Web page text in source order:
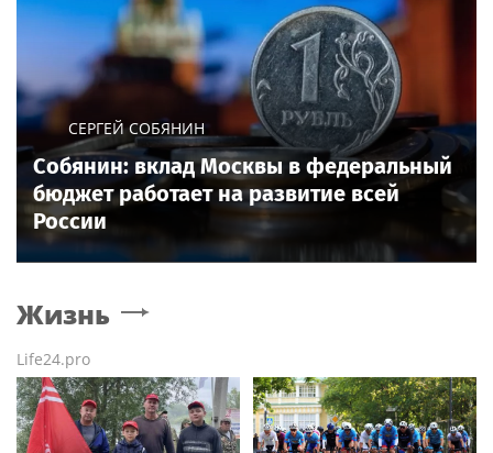
СЕРГЕЙ СОБЯНИН
Собянин: вклад Москвы в федеральный
бюджет работает на развитие всей
России
Жизнь
Life24.pro